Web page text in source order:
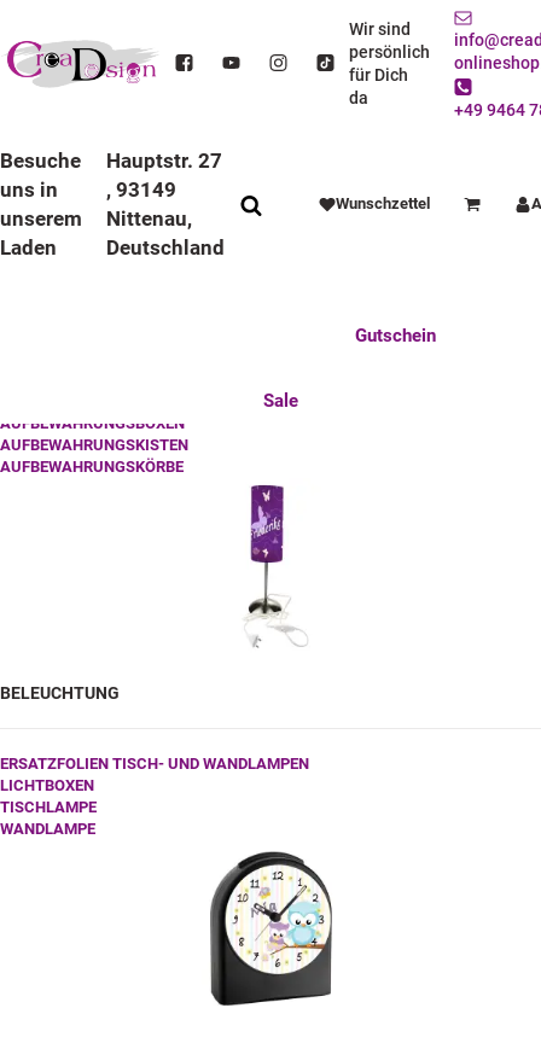
Wir sind
persönlich
für Dich
da
+49 9464
Besuche
uns in
unserem
Laden
Hauptstr. 27
, 93149
Nittenau,
Deutschland
Wunschzettel Warenkorb
Gutschein
Sale
Kinderzimmer
AUFBEWAHRUNGSBOXEN
AUFBEWAHRUNGSKISTEN
AUFBEWAHRUNGSKÖRBE
BELEUCHTUNG
ERSATZFOLIEN TISCH- UND WANDLAMPEN
LICHTBOXEN
TISCHLAMPE
WANDLAMPE